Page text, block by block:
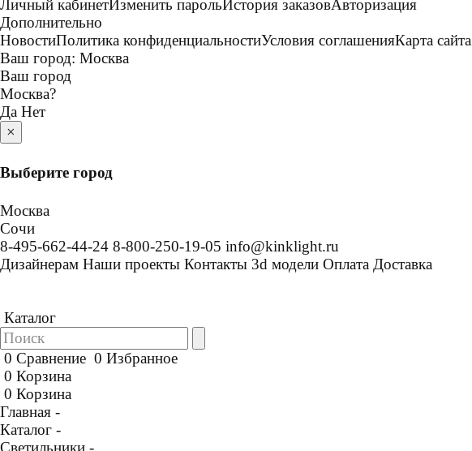
Личный кабинетИзменить парольИстория заказовАвторизация
Дополнительно
НовостиПолитика конфиденциальностиУсловия соглашенияКарта сайта
Ваш город: Москва
Ваш город
Москва?
Да Нет
×
Выберите город
Москва
Сочи
8-495-662-44-24 8-800-250-19-05 info@kinklight.ru
Дизайнерам Наши проекты Контакты 3d модели Оплата Доставка
Каталог
0 Сравнение 0 Избранное
0 Корзина
0 Корзина
Главная -
Каталог -
Светильники -